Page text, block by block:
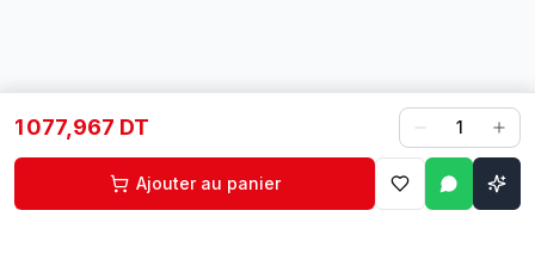
1 077,967 DT 1
Ajouter au panier